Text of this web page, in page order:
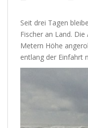
Seit drei Tagen
Fischer an Land.
Metern Höhe
entlang der Einfahrt